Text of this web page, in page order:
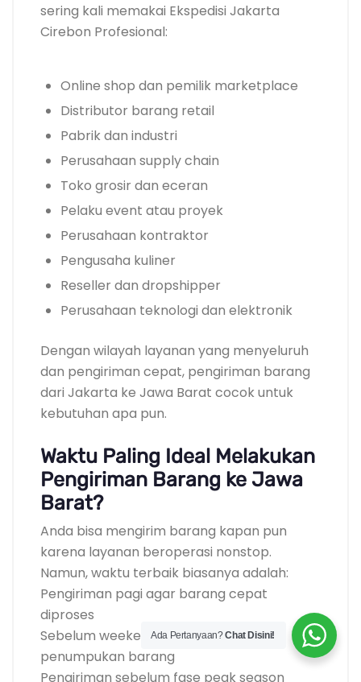
sering kali memakai Ekspedisi Jakarta
Cirebon Profesional:
Online shop dan pemilik marketplace
Distributor barang retail
Pabrik dan industri
Perusahaan supply chain
Toko grosir dan eceran
Pelaku event atau proyek
Perusahaan kontraktor
Pengusaha kuliner
Reseller dan dropshipper
Perusahaan teknologi dan elektronik
Dengan wilayah layanan yang menyeluruh
dan pengiriman cepat, pengiriman barang
dari Jakarta ke Jawa Barat cocok untuk
kebutuhan apa pun.
Waktu Paling Ideal Melakukan
Pengiriman Barang ke Jawa
Barat?
Anda bisa mengirim barang kapan pun
karena layanan beroperasi nonstop.
Namun, waktu terbaik biasanya adalah:
Pengiriman pagi agar barang cepat
diproses
Sebelum weekend untuk menghindari
penumpukan barang
Pengiriman sebelum fase peak season
Ada Pertanyaan?Chat Disini!